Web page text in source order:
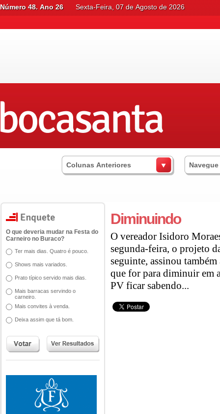
Número 48. Ano 26 Sexta-Feira, 07 de Agosto de 2026
Colunas Anteriores
O que deveria mudar na Festa do
Carneiro no Buraco?
Ter mais dias. Quatro é pouco.
Shows mais variados.
Prato típico servido mais dias.
Mais barracas servindo o
carneiro.
Mais convites à venda.
Deixa assim que tá bom.
Diminuindo
O vereador Isidoro
segunda-feira, o projeto
seguinte, assinou
que for para diminuir em
PV ficar sabendo...